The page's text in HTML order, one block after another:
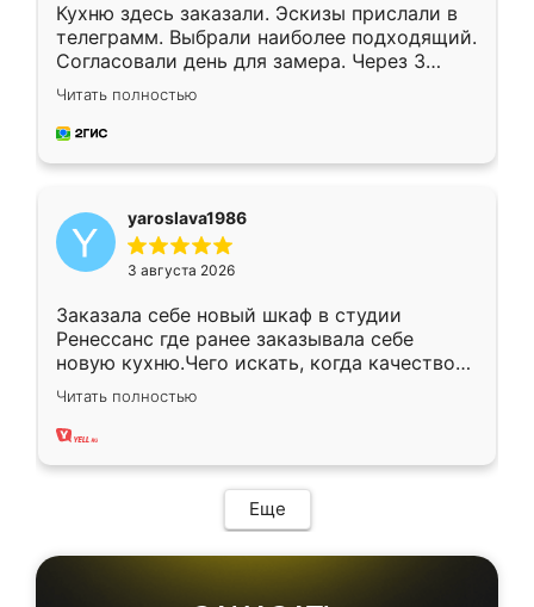
Кухню здесь заказали. Эскизы прислали в
телеграмм. Выбрали наиболее подходящий.
Согласовали день для замера. Через 3
недели кухня была уже готова. Остались
довольны работой. Спасибо Ренессанс
мебель за качественную работу!
Читать полностью
yaroslava1986
3 августа 2026
Заказала себе новый шкаф в студии
Ренессанс где ранее заказывала себе
новую кухню.Чего искать, когда качеством
вполне довольна. Служит кухня уже почти
два года, нареканий нет.
Читать полностью
Еще